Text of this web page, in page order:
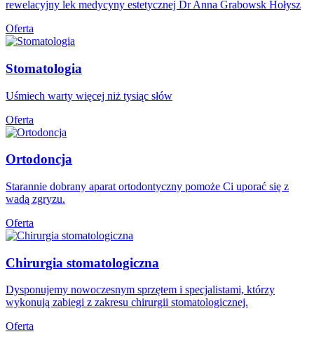
rewelacyjny lek medycyny estetycznej Dr Anna Grabowsk Hołysz
Oferta
Stomatologia
Uśmiech warty więcej niż tysiąc słów
Oferta
Ortodoncja
Starannie dobrany aparat ortodontyczny pomoże Ci uporać się z
wadą zgryzu.
Oferta
Chirurgia stomatologiczna
Dysponujemy nowoczesnym sprzętem i specjalistami, którzy
wykonują zabiegi z zakresu chirurgii stomatologicznej.
Oferta